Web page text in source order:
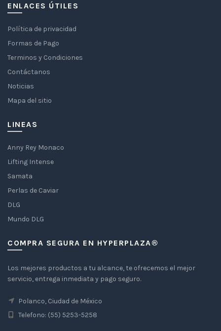
ENLACES ÚTILES
Política de privacidad
Formas de Pago
Terminos y Condiciones
Contáctanos
Noticias
Mapa del sitio
LINEAS
Anny Rey Monaco
Lifting Intense
Samata
Perlas de Caviar
DLG
Mundo DLG
COMPRA SEGURA EN HYPERPLAZA®
Los mejores productos a tu alcance, te ofrecemos el mejor
servicio, entrega inmediata y pago seguro.
Polanco, Ciudad de México
Telefono: (55) 5253-5258